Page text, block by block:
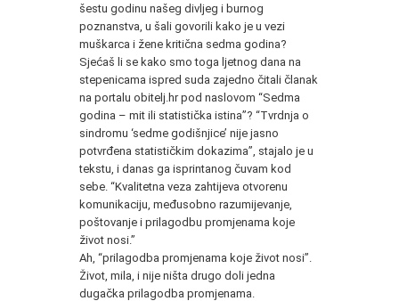
šestu godinu našeg divljeg i burnog
poznanstva, u šali govorili kako je u vezi
muškarca i žene kritična sedma godina?
Sjećaš li se kako smo toga ljetnog dana na
stepenicama ispred suda zajedno čitali članak
na portalu obitelj.hr pod naslovom “Sedma
godina – mit ili statistička istina”? “Tvrdnja o
sindromu ‘sedme godišnjice’ nije jasno
potvrđena statističkim dokazima”, stajalo je u
tekstu, i danas ga isprintanog čuvam kod
sebe. “Kvalitetna veza zahtijeva otvorenu
komunikaciju, međusobno razumijevanje,
poštovanje i prilagodbu promjenama koje
život nosi.”
Ah, “prilagodba promjenama koje život nosi”.
Život, mila, i nije ništa drugo doli jedna
dugačka prilagodba promjenama.